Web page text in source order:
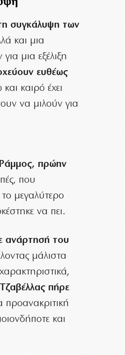
συγκάλυψη των
και μια
μια εξέλιξη
ευθέως
καιρό έχει
να μιλούν για
πρώην
που
μεγαλύτερο
να πει.
ανάρτησή του
μάλιστα
πήρε
προανακριτική
και